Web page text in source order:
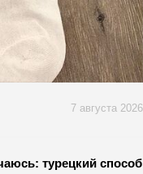
7 августа 2026
турецкий способ